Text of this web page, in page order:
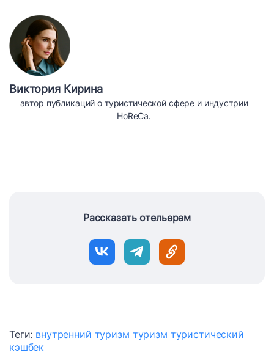
Виктория Кирина
автор публикаций о туристической сфере и индустрии
HoReCa.
Рассказать отельерам
Теги: внутренний туризм туризм туристический
кэшбек